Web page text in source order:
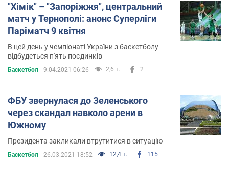
"Хімік" – "Запоріжжя", центральний
матч у Тернополі: анонс Суперліги
Паріматч 9 квітня
В цей день у чемпіонаті України з баскетболу
відбудеться п'ять поєдинків
Баскетбол 9.04.2021 06:26 2,6 т. 2
ФБУ звернулася до Зеленського
через скандал навколо арени в
Южному
Президента закликали втрутитися в ситуацію
Баскетбол 26.03.2021 18:52 12,4 т. 115